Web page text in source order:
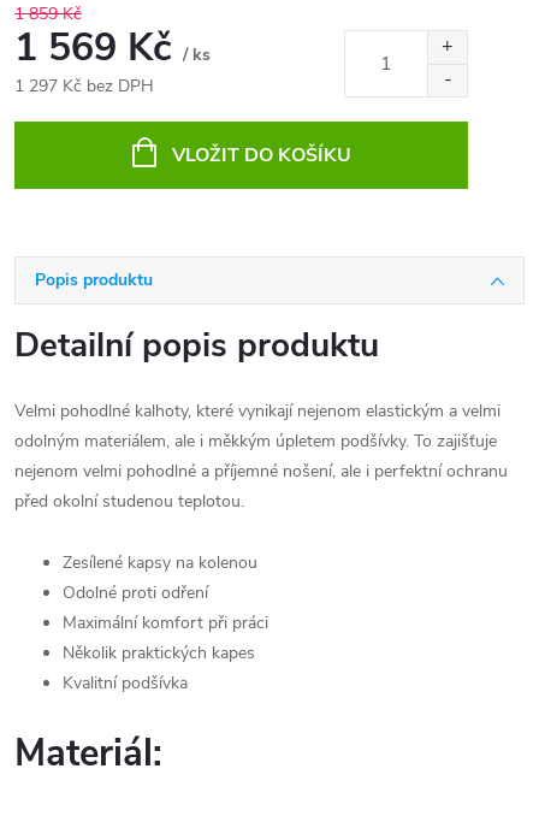
1 859 Kč
1 569 Kč / ks
1 297 Kč bez DPH
VLOŽIT DO KOŠÍKU
Popis produktu
Detailní popis produktu
Velmi pohodlné kalhoty, které vynikají nejenom elastickým a velmi
odolným materiálem, ale i měkkým úpletem podšívky. To zajišťuje
nejenom velmi pohodlné a příjemné nošení, ale i perfektní ochranu
před okolní studenou teplotou.
Zesílené kapsy na kolenou
Odolné proti odření
Maximální komfort při práci
Několik praktických kapes
Kvalitní podšívka
Materiál: